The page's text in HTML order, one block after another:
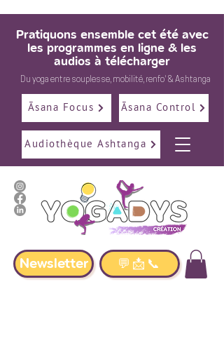
Pratiquons ensemble cet été avec
les programmes en ligne & les
audios à télécharger
Du yoga entre souplesse, mobilité, renfo' &Ashtanga
Āsana Focus Āsana Control
Audiothèque Ashtanga
Newsletter 💬📩📞